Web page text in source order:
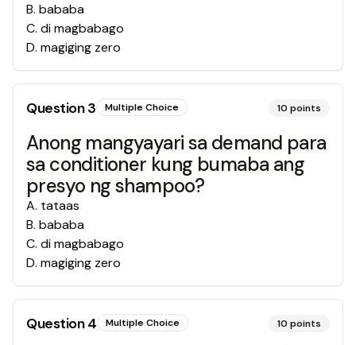
B. bababa
C. di magbabago
D. magiging zero
Question3 Multiple Choice 10 points
Anong mangyayari sa demand para
sa conditioner kung bumaba ang
presyo ng shampoo?
A. tataas
B. bababa
C. di magbabago
D. magiging zero
Question4 Multiple Choice 10 points